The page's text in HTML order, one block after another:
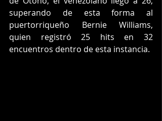
superando de esta forma al
puertorriqueño Bernie Williams,
quien registró 25 hits en 32
encuentros dentro de esta instancia.